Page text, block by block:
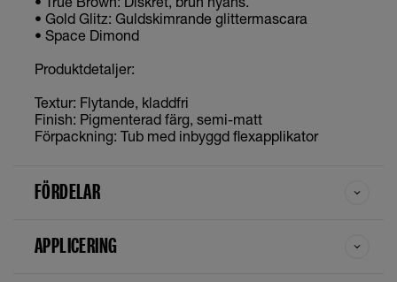
• Gold Glitz: Guldskimrande glittermascara
• Space Dimond
Produktdetaljer:
Textur: Flytande, kladdfri
Finish: Pigmenterad färg, semi-matt
Förpackning: Tub med inbyggd flexapplikator
FÖRDELAR
APPLICERING